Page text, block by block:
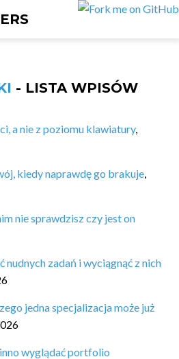
- LISTA WPISÓW
a nie z poziomu klawiatury,
kiedy naprawdę go brakuje,
nie sprawdzisz czy jest on
nudnych zadań i wyciągnąć z nich
jedna specjalizacja może już
wyglądać portfolio